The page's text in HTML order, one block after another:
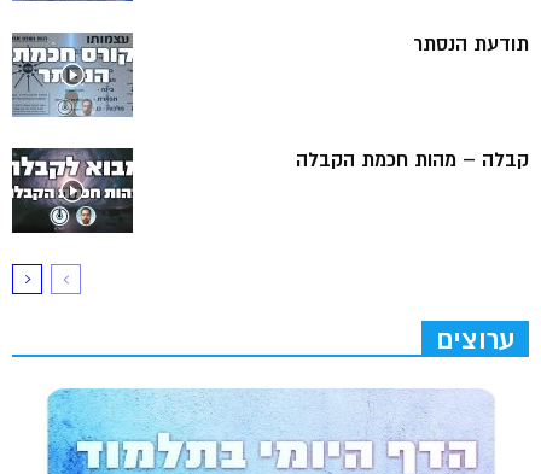
תודעת הנסתר
קבלה – מהות חכמת הקבלה
ערוצים